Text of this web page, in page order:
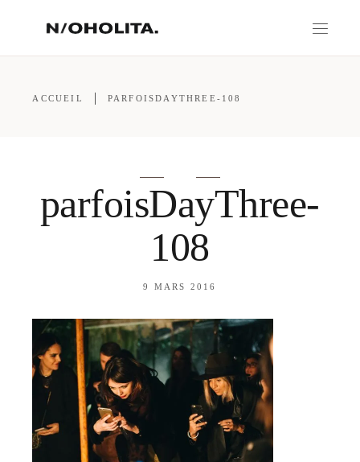
ACCUEIL PARFOISDAYTHREE-108
parfoisDayThree-
108
9 MARS 2016